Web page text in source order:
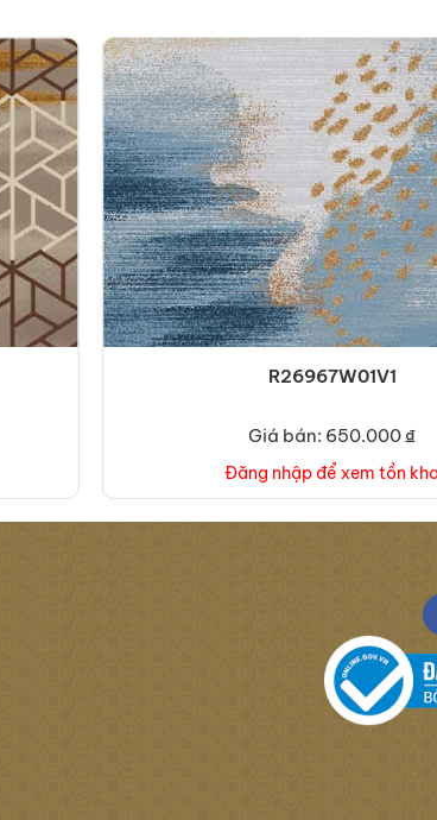
R26967W01V1
Giá bán: 650.000 ₫
Đăng nhập để xem tồn kho